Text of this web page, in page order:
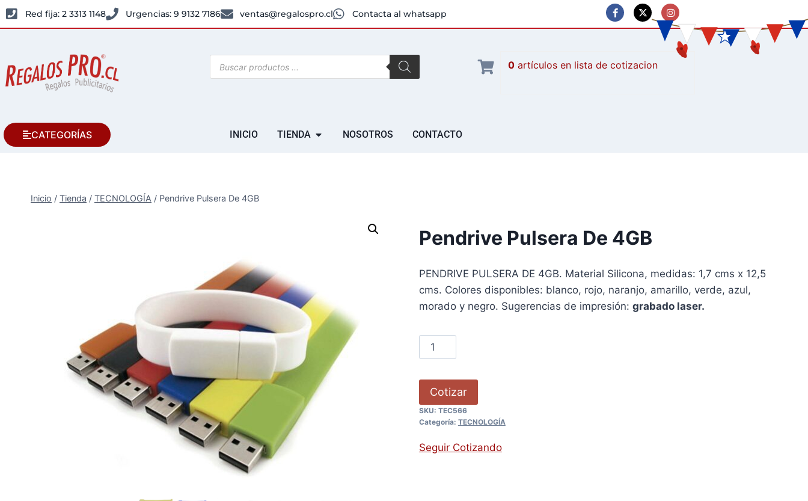
Red fija: 2 3313 1148 Urgencias: 9 9132 7186 ventas@regalospro.cl Contacta al whatsapp
0 artículos
CATEGORÍAS INICIO TIENDA NOSOTROS CONTACTO
Inicio / Tienda / TECNOLOGÍA / Pendrive Pulsera De 4GB
Pendrive Pulsera De 4GB
PENDRIVE PULSERA DE 4GB. Material Silicona, medidas: 1,7 cms x 12,5
cms. Colores disponibles: blanco, rojo, naranjo, amarillo, verde, azul,
morado y negro. Sugerencias de impresión: grabado laser.
Cotizar
SKU: TEC566
Categoría: TECNOLOGÍA
Seguir Cotizando